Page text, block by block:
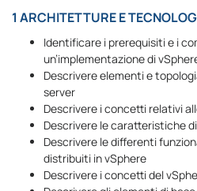
1 ARCHITETTURE E
Identificare i prerequisiti e i
un’implementazione di
Descrivere elementi e
server
Descrivere i concetti relativi
Descrivere le caratteristiche
Descrivere le differenti
distribuiti in vSphere
Descrivere i concetti del